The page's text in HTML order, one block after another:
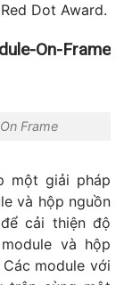
Dot Award.
On-Frame
Frame
một giải pháp
và hộp nguồn
cải thiện độ
và hộp
module với